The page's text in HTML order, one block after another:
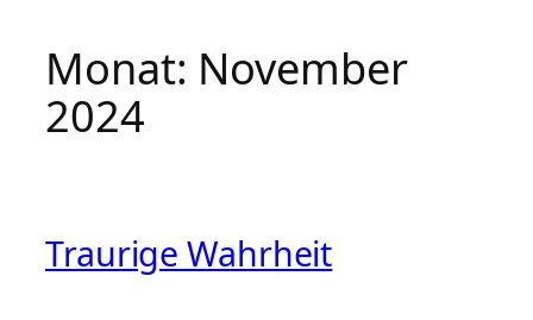
Monat: November
2024
Traurige Wahrheit